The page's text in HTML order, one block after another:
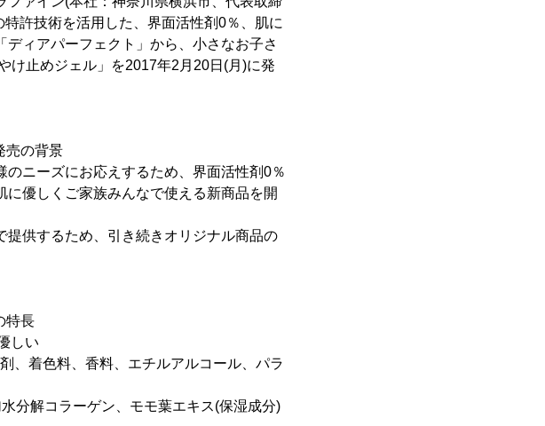
許技術を活用した、界面活性剤0％、肌に
ィアパーフェクト」から、小さなお子さ
け止めジェル」を2017年2月20日(月)に発
売の背景
ニーズにお応えするため、界面活性剤0％
優しくご家族みんなで使える新商品を開
供するため、引き続きオリジナル商品の
特長
しい
、着色料、香料、エチルアルコール、パラ
分解コラーゲン、モモ葉エキス(保湿成分)